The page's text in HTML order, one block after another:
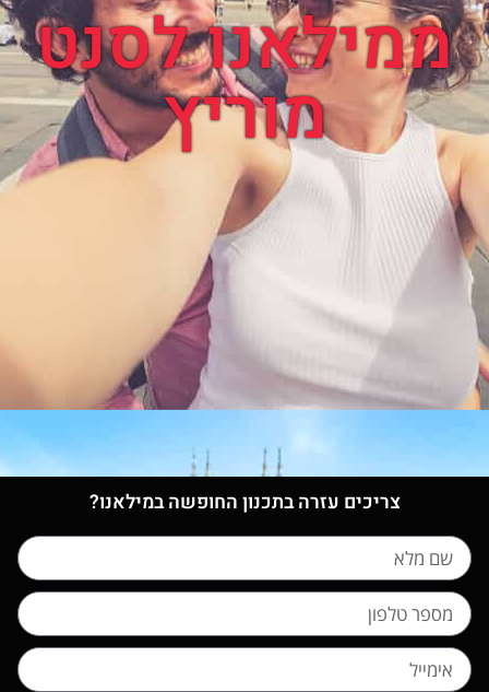
ממילאנו לסנט
מוריץ
צריכים עזרה בתכנון החופשה במילאנו?